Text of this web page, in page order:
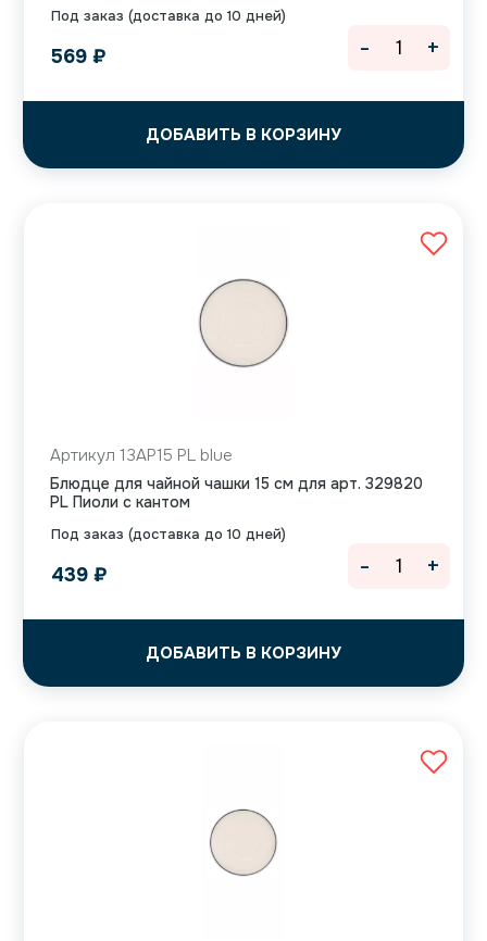
Под заказ (доставка до 10 дней)
569 ₽
ДОБАВИТЬ В КОРЗИНУ
- +
Под заказ (доставка до 10 дней)
Артикул 13AP15 PL blue
Блюдце для чайной чашки 15 см для арт. 329820
PL Пиоли с кантом
439 ₽
ДОБАВИТЬ В КОРЗИНУ
- +